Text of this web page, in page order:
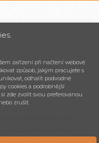
zařízení při načtení webové
způsob, jakým pracujete s
odhalit podvodné
cookies a podrobnější
zde zvolit svou preferovanou
zrušit.